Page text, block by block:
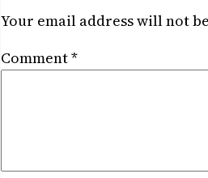
Your email address will not
Comment*